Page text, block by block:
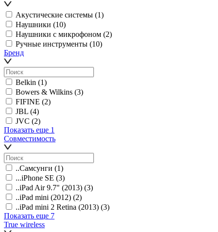
Акустические системы (1)
Наушники (10)
Наушники с микрофоном (2)
Ручные инструменты (10)
Бренд
Belkin (1)
Bowers & Wilkins (3)
FIFINE (2)
JBL (4)
JVC (2)
Показать еще 1
Совместимость
..Самсунги (1)
...iPhone SE (3)
..iPad Air 9.7" (2013) (3)
..iPad mini (2012) (2)
..iPad mini 2 Retina (2013) (3)
Показать еще 7
True wireless